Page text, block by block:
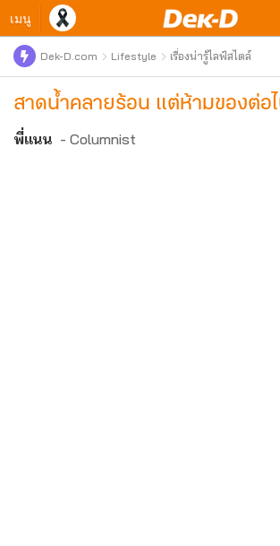
เมนู
Dek-D.com Lifestyle เรื่องน่ารู้ไลฟ์สไตล์
สาดน้ำคลายร้อน แต่ห้ามของต่อ
พี่แนน - Columnist